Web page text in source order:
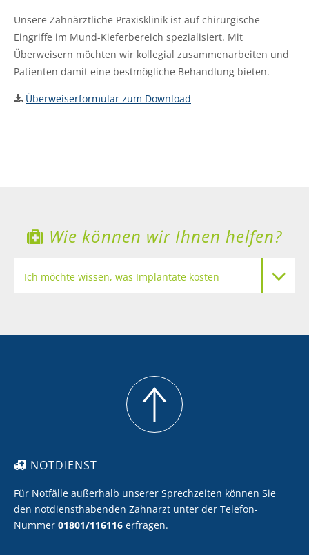
Unsere Zahnärztliche Praxisklinik ist auf chirurgische
Eingriffe im Mund-Kieferbereich spezialisiert. Mit
Überweisern möchten wir kollegial zusammenarbeiten und
Patienten damit eine bestmögliche Behandlung bieten.
Überweiserformular zum Download
Wie können wir Ihnen helfen?
Ich möchte wissen, was Implantate kosten
Ich möchte eine professionelle Zahnreinigung
NOTDIENST
Für Notfälle außerhalb unserer Sprechzeiten können Sie
den notdiensthabenden Zahnarzt unter der Telefon-
Nummer 01801/116116 erfragen.